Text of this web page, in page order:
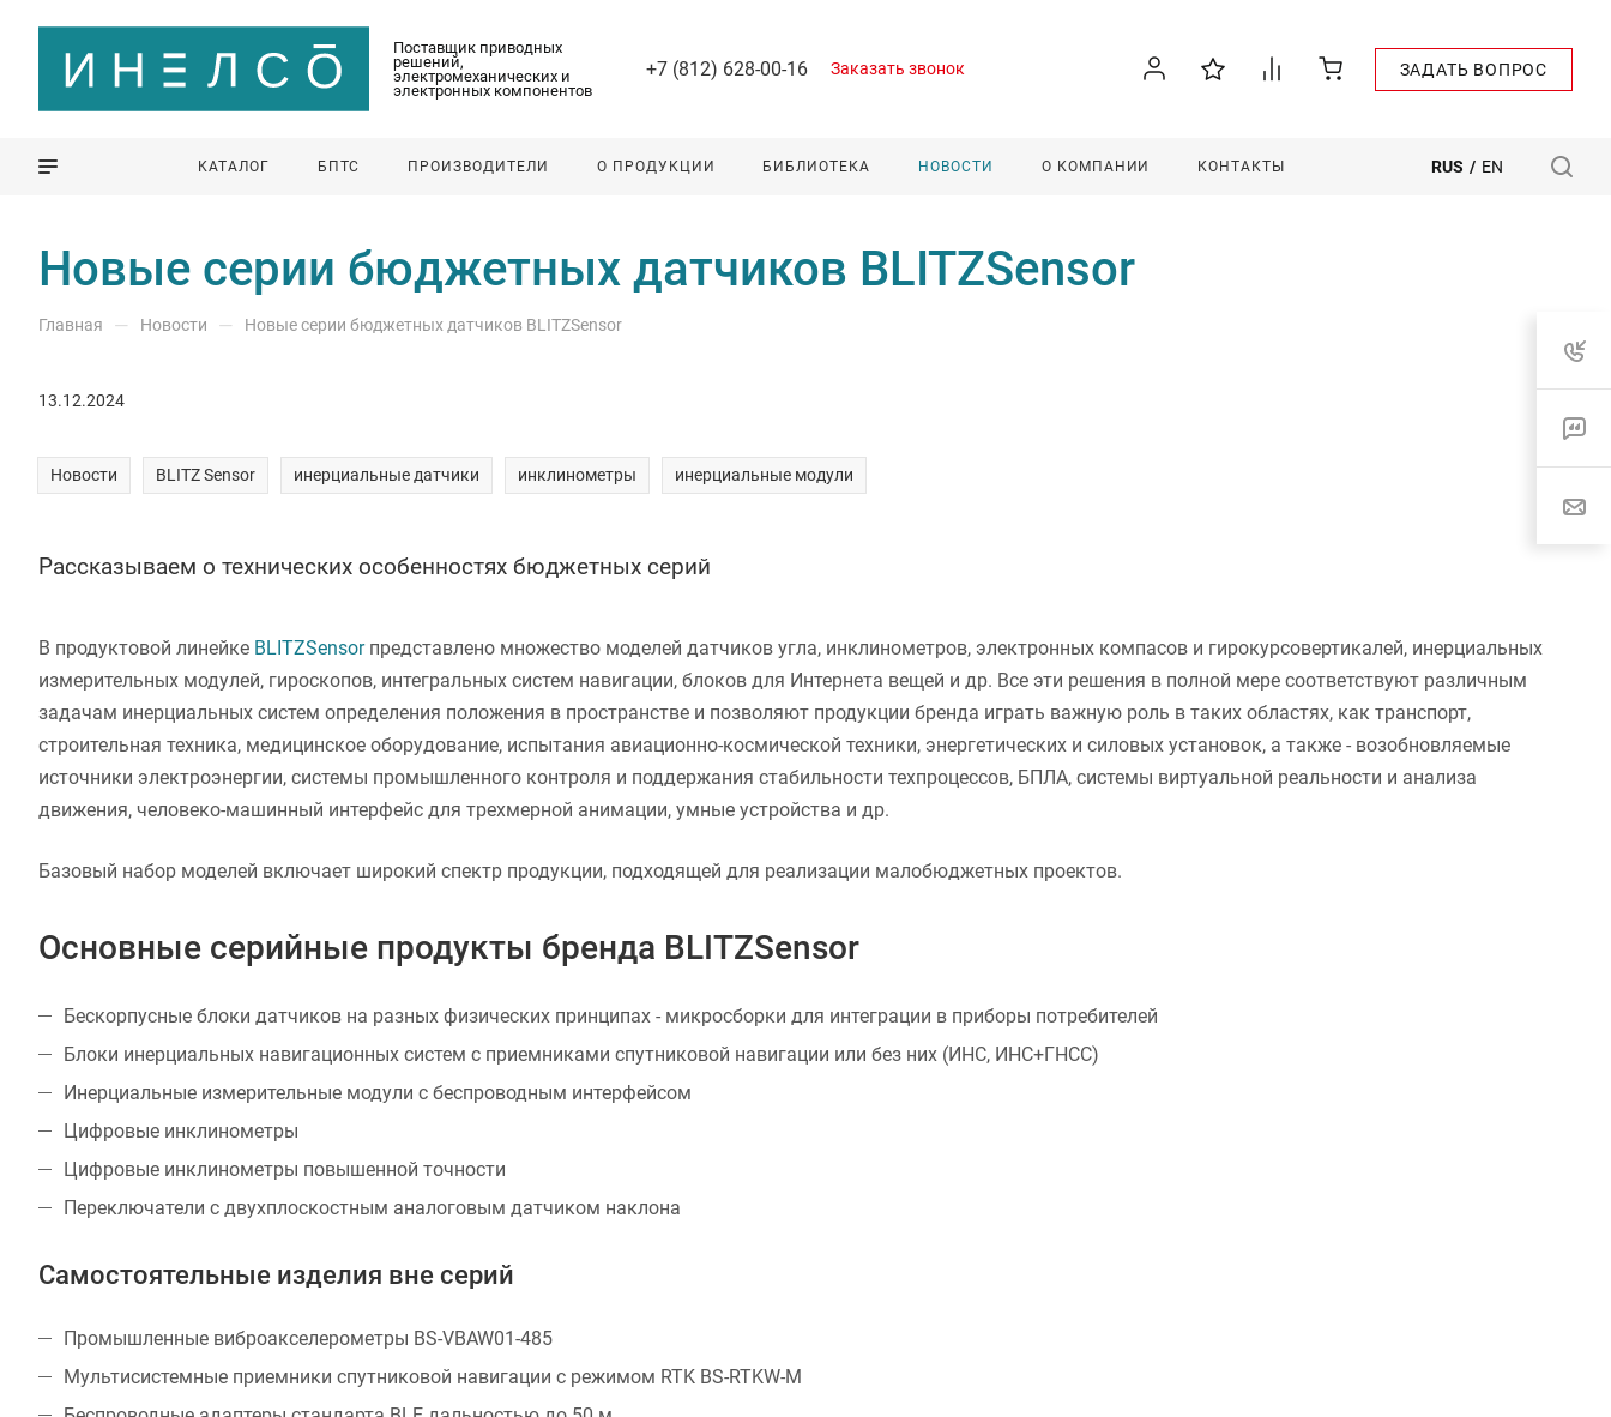
Поставщик приводных
решений,
электромеханических и
электронных компонентов
+7 (812) 628-00-16 Заказать звонок ЗАДАТЬ ВОПРОС
КАТАЛОГ БПТС ПРОИЗВОДИТЕЛИ О ПРОДУКЦИИ БИБЛИОТЕКА НОВОСТИ О КОМПАНИИ КОНТАКТЫ RUS / EN
Новые серии бюджетных датчиков BLITZSensor
Главная — Новости — Новые серии бюджетных датчиков BLITZSensor
13.12.2024
Новости BLITZ Sensor инерциальные датчики инклинометры инерциальные модули
Рассказываем о технических особенностях бюджетных серий
В продуктовой линейке BLITZSensorпредставлено множество моделей датчиков угла, инклинометров, электронных компасов и гирокурсовертикалей, инерциальных
измерительных модулей, гироскопов, интегральных систем навигации, блоков для Интернета вещей и др. Все эти решения в полной мере соответствуют различным
задачам инерциальных систем определения положения в пространстве и позволяют продукции бренда играть важную роль в таких областях, как транспорт,
строительная техника, медицинское оборудование, испытания авиационно-космической техники, энергетических и силовых установок, а также - возобновляемые
источники электроэнергии, системы промышленного контроля и поддержания стабильности техпроцессов, БПЛА, системы виртуальной реальности и анализа
движения, человеко-машинный интерфейс для трехмерной анимации, умные устройства и др.
Базовый набор моделей включает широкий спектр продукции, подходящей для реализации малобюджетных проектов.
Основные серийные продукты бренда BLITZSensor
Бескорпусные блоки датчиков на разных физических принципах - микросборки для интеграции в приборы потребителей
Блоки инерциальных навигационных систем с приемниками спутниковой навигации или без них (ИНС, ИНС+ГНСС)
Инерциальные измерительные модули с беспроводным интерфейсом
Цифровые инклинометры
Цифровые инклинометры повышенной точности
Переключатели с двухплоскостным аналоговым датчиком наклона
Самостоятельные изделия вне серий
Промышленные виброакселерометры BS-VBAW01-485
Мультисистемные приемники спутниковой навигации с режимом RTK BS-RTKW-M